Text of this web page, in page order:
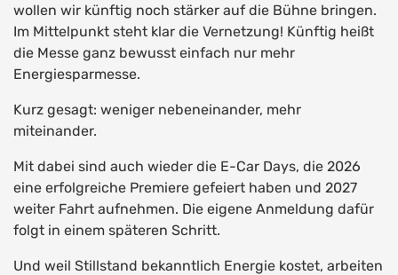
wollen wir künftig noch stärker auf die Bühne bringen.
Im Mittelpunkt steht klar die Vernetzung! Künftig heißt
die Messe ganz bewusst einfach nur mehr
Energiesparmesse.
Kurz gesagt: weniger nebeneinander, mehr
miteinander.
Mit dabei sind auch wieder die E-Car Days, die 2026
eine erfolgreiche Premiere gefeiert haben und 2027
weiter Fahrt aufnehmen. Die eigene Anmeldung dafür
folgt in einem späteren Schritt.
Und weil Stillstand bekanntlich Energie kostet, arbeiten